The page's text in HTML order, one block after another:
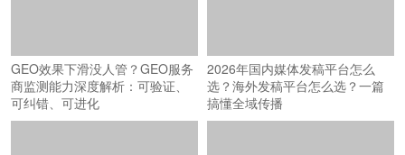
GEO效果下滑没人管？GEO服务
商监测能力深度解析：可验证、
可纠错、可进化
2026年国内媒体发稿平台怎么
选？海外发稿平台怎么选？一篇
搞懂全域传播